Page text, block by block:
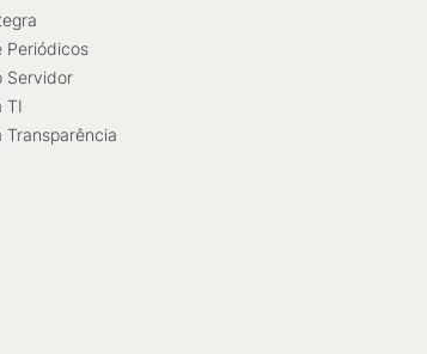
Periódicos
Servidor
TI
Transparência